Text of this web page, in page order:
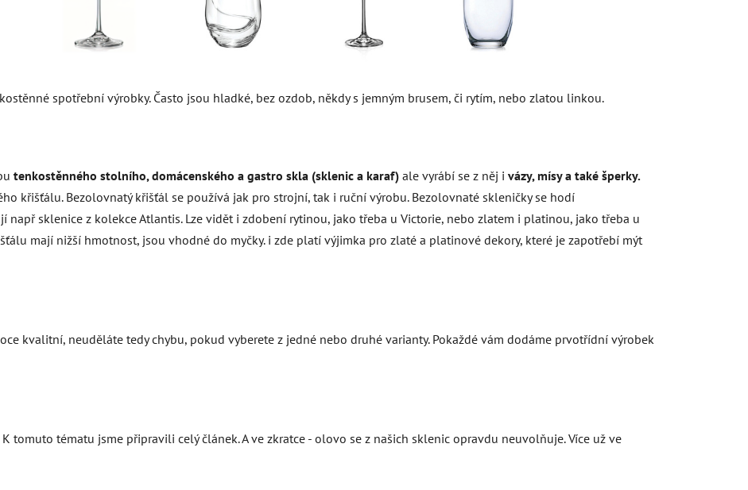
spotřební výrobky. Často jsou hladké, bez ozdob, někdy s jemným brusem, či rytím, nebo zlatou linkou.
tenkostěnného stolního, domácenského a gastro skla (sklenic a karaf) ale vyrábí se z něj i vázy, mísy a také šperky.
křišťálu. Bezolovnatý křišťál se používá jak pro strojní, tak i ruční výrobu. Bezolovnaté skleničky se hodí
např sklenice z kolekce Atlantis. Lze vidět i zdobení rytinou, jako třeba u Victorie, nebo zlatem i platinou, jako třeba u
mají nižší hmotnost, jsou vhodné do myčky. i zde platí výjimka pro zlaté a platinové dekory, které je zapotřebí mýt
kvalitní, neuděláte tedy chybu, pokud vyberete z jedné nebo druhé varianty. Pokaždé vám dodáme prvotřídní výrobek
tomuto tématu jsme připravili celý článek. A ve zkratce - olovo se z našich sklenic opravdu neuvolňuje. Více už ve